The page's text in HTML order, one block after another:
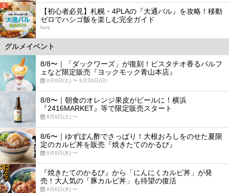
5
【初心者必見】札幌・4PLAの『大通バル』を攻略！移動
ゼロでハシゴ飯を楽しむ完全ガイド
favy
グルメイベント
8/8〜｜「ダックワーズ」が復刻！ピスタチオ香るパルフ
ェなど限定販売『ヨックモック青山本店』
8月8日(土) 〜 8月30日(日)
8/8〜｜朝食のオレンジ果皮がビールに！横浜
『2416MARKET』等で限定販売スタート
8月8日(土) 〜
8/6〜｜ゆずぽん酢でさっぱり！大根おろしをのせた夏限
定のカルビ丼を販売『焼きたてのかるび』
8月6日(木) 〜
『焼きたてのかるび』から「にんにくカルビ丼」が発
売！大人気の「豚カルビ丼」も待望の復活
8月6日(木) 〜